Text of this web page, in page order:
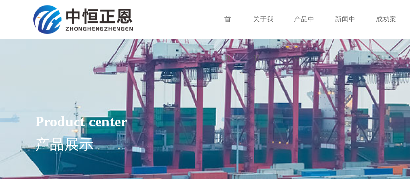
首
页
关于我
们
产品中
心
新闻中
心
成功案
例
Product center
产品展示